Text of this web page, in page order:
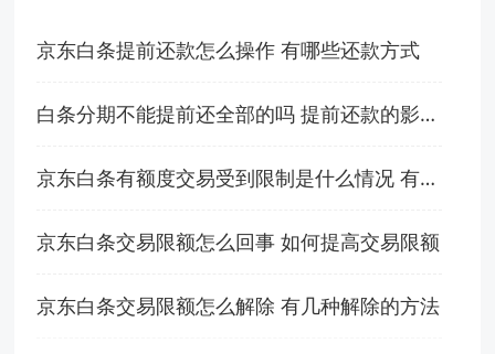
京东白条提前还款怎么操作 有哪些还款方式
白条分期不能提前还全部的吗 提前还款的影响一览
京东白条有额度交易受到限制是什么情况 有这几种原因
京东白条交易限额怎么回事 如何提高交易限额
京东白条交易限额怎么解除 有几种解除的方法